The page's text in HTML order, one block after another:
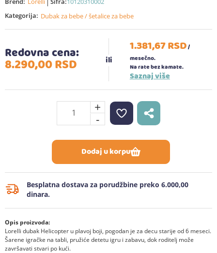
Kategorija: Dubak za bebe / šetalice za bebe
Redovna cena:
8.290,00RSD
1.381,67RSD/
mesečno.
Na rate bez kamate.
Saznaj više
+
-
Dodaj u korpu
Besplatna dostava za porudžbine preko 6.000,00
dinara.
Opis proizvoda:
Lorelli dubak Helicopter u plavoj boji, pogodan je za decu starije od 6 meseci.
Šarene igračke na tabli, pružiće detetu igru i zabavu, dok roditelj može
završavati stvari po kući.